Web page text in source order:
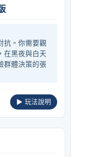
抗。你需要觀
在黑夜與白天
群體決策的張
▶ 玩法說明